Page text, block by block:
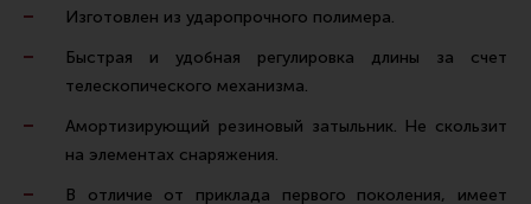
Кобуры
Подсумки
Перчатки
Разгрузочные системы и защита
Изготовлен из ударопрочного полимера.
Быстрая и удобная регулировка длины за счет
телескопического механизма.
Амортизирующий резиновый затыльник. Не скользит
на элементах снаряжения.
В отличие от приклада первого поколения, имеет